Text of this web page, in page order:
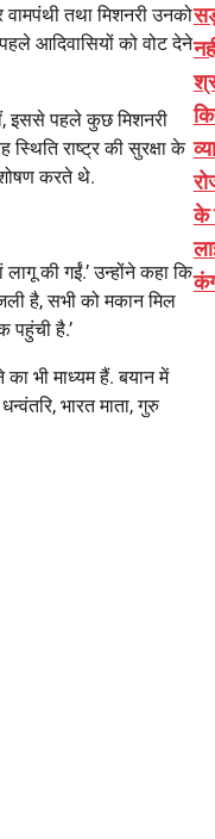
तथा मिशनरी उनको
आदिवासियों को वोट देने
इससे पहले कुछ मिशनरी
राष्ट्र की सुरक्षा के
करते थे.
की गईं.’ उन्होंने कहा कि
है, सभी को मकान मिल
पहुंची है.’
भी माध्यम हैं. बयान में
भारत माता, गुरु
के